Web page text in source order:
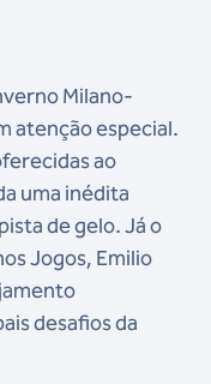
Milano-
atenção especial.
ao
uma inédita
de gelo. Já o
Jogos, Emilio
desafios da